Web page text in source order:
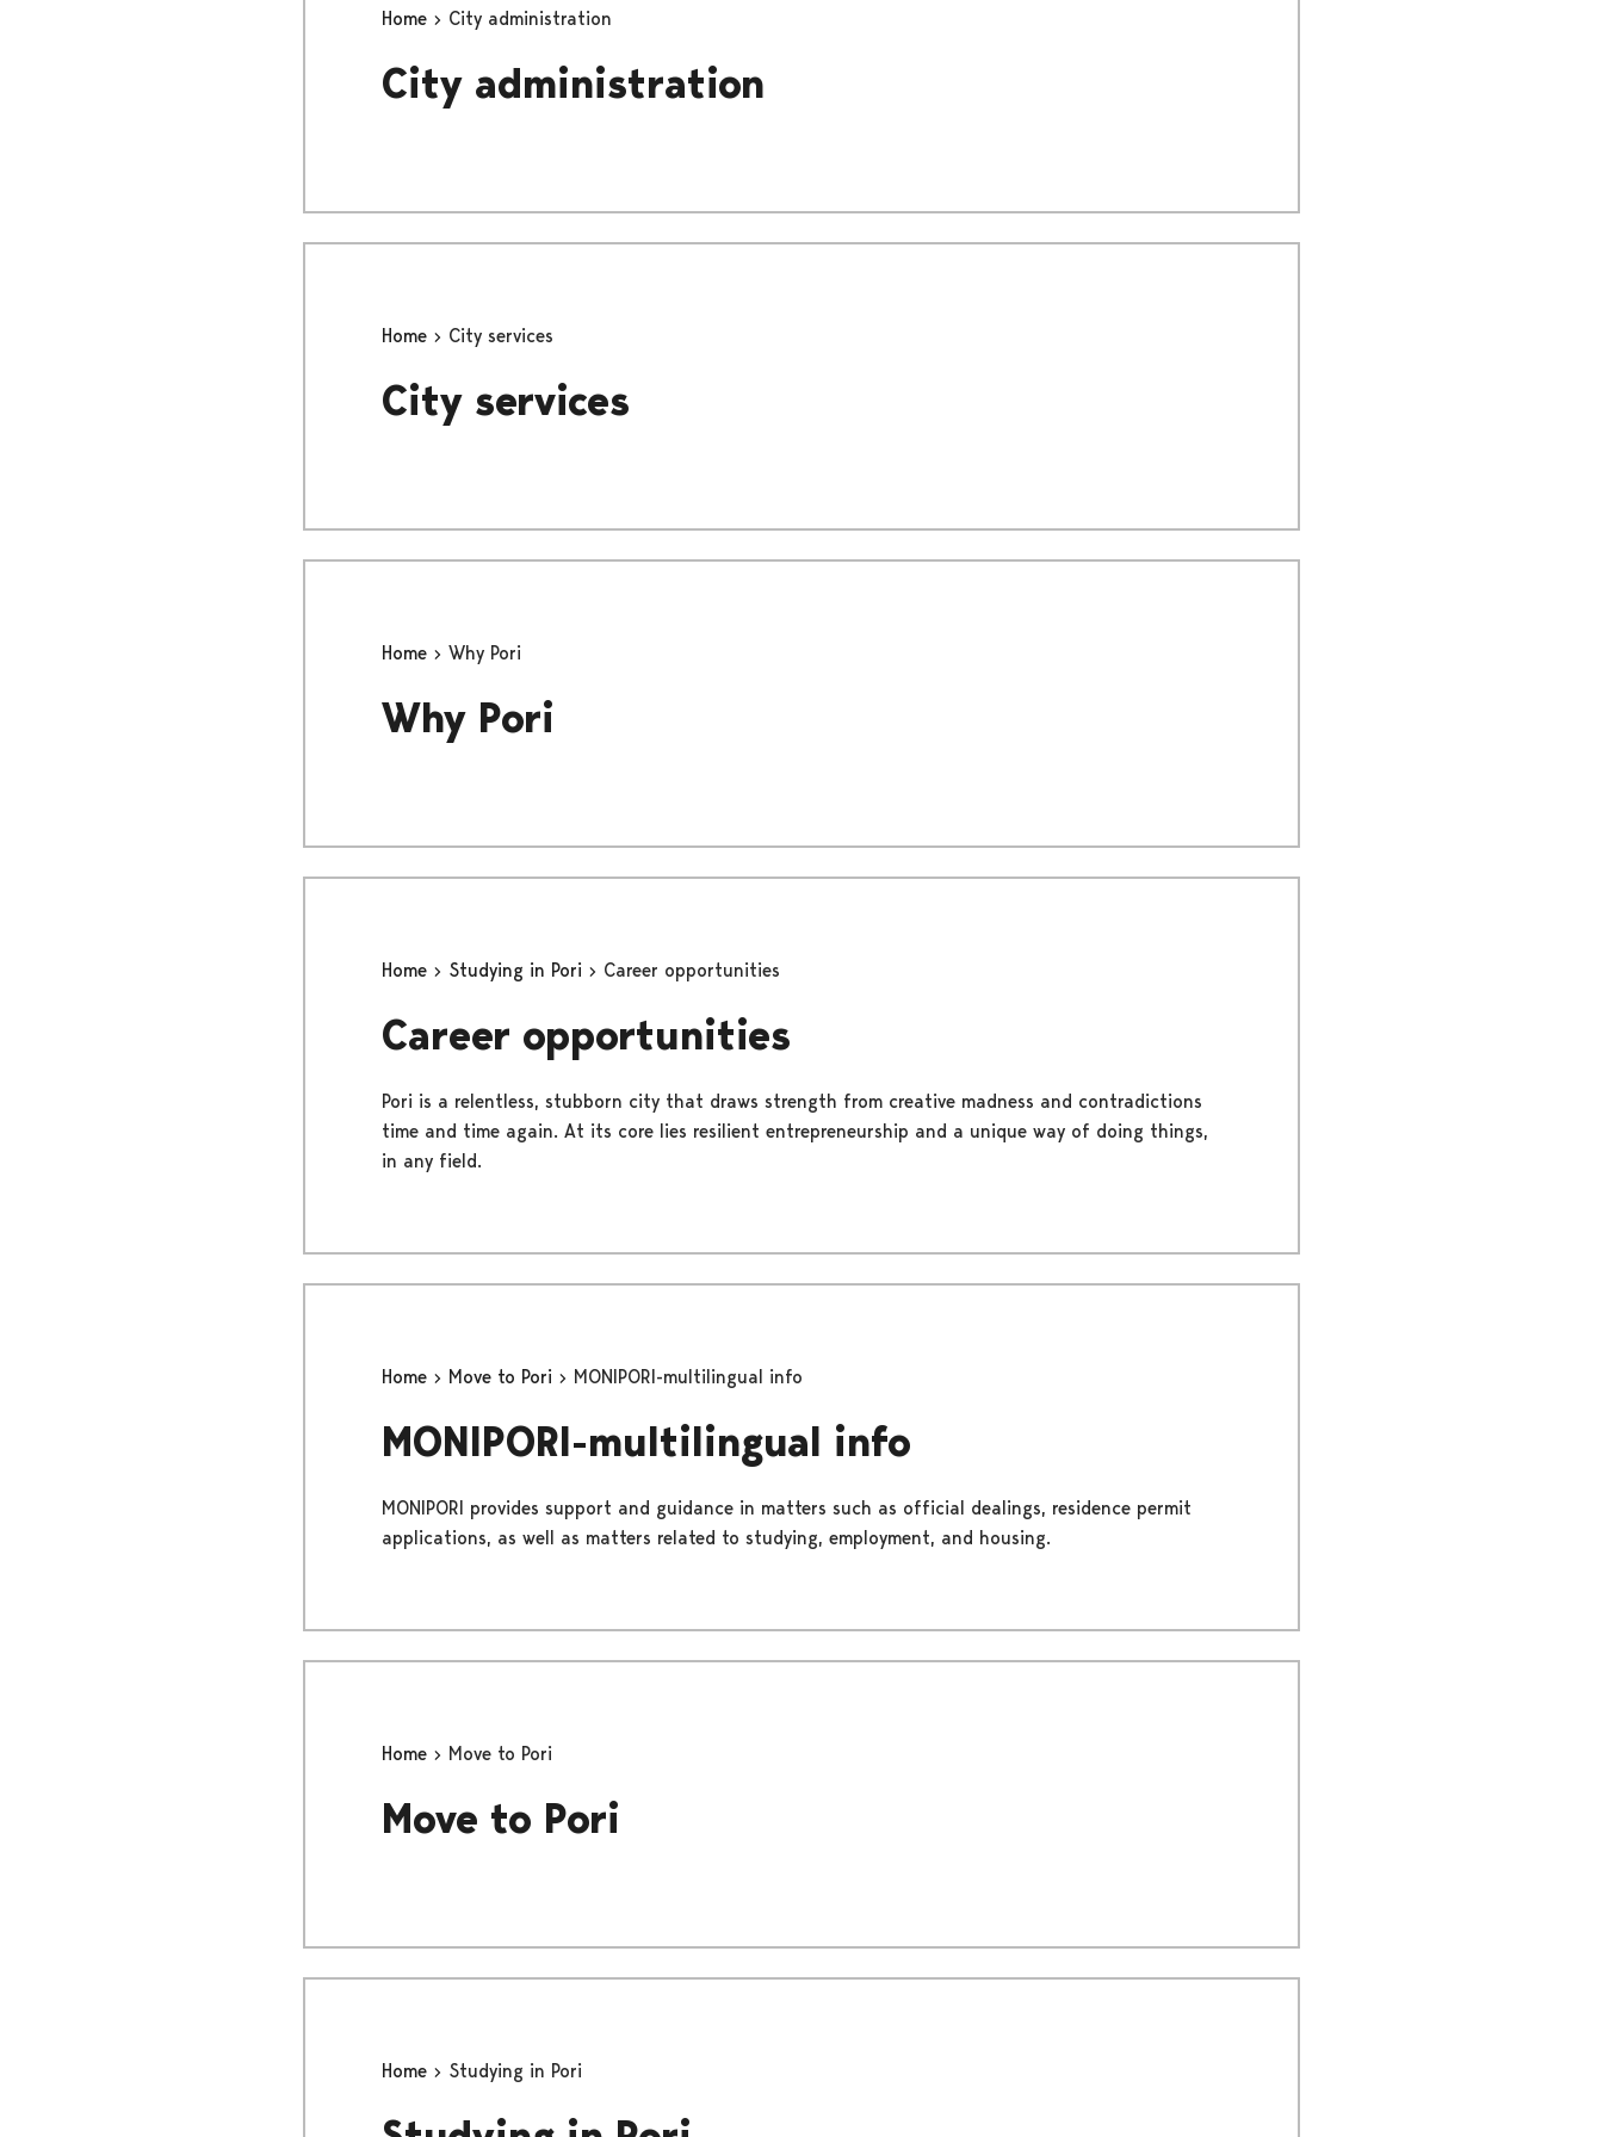
Home City administration
City administration
Home City services
City services
Home Why Pori
Why Pori
Home Studying in Pori Career opportunities
Career opportunities
Pori is a relentless, stubborn city that draws strength from creative madness and contradictions
time and time again. At its core lies resilient entrepreneurship and a unique way of doing things,
in any field.
Home Move to Pori MONIPORI-multilingual info
MONIPORI-multilingual info
MONIPORI provides support and guidance in matters such as official dealings, residence permit
applications, as well as matters related to studying, employment, and housing.
Home Move to Pori
Move to Pori
Home Studying in Pori